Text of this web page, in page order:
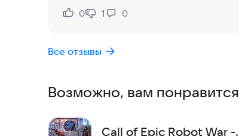
Нравится:
0
Не нравится:
1 0
Все отзывы
Возможно, вам понравится
Call of Epic Robot War -